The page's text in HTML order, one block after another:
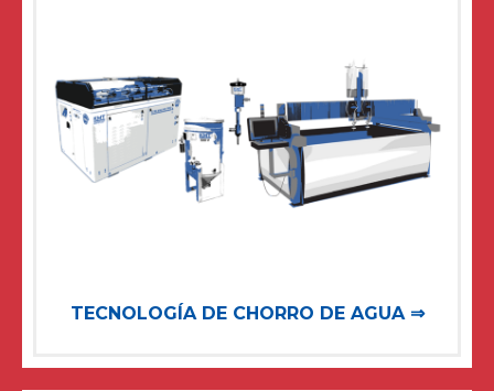
TECNOLOGÍA DE CHORRO DE AGUA ⇒